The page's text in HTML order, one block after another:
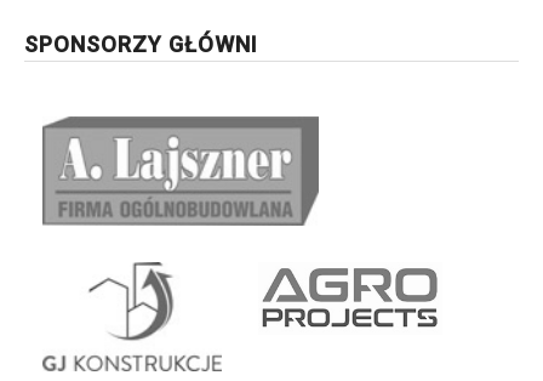
SPONSORZY GŁÓWNI